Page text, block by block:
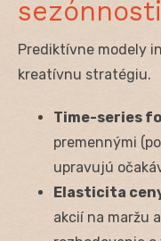
sezónnosti
Prediktívne modely
kreatívnu stratégiu.
Time-series
premennými
upravujú
Elasticita
akcií na maržu